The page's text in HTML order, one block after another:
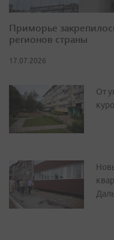
Приморье
регионов страны
17.07.2026
От